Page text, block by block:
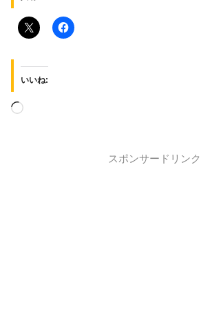
いいね:
スポンサードリンク